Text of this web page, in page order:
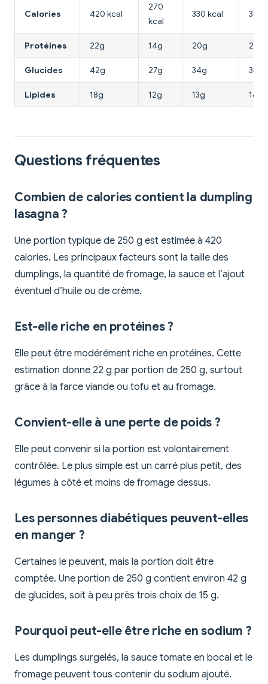
Calories 420 kcal
270
kcal
330 kcal 360
Protéines 22g 14g 20g 21g
Glucides 42g 27g 34g 35g
Lipides 18g 12g 13g 16g
Questions fréquentes
Combien de calories contient la dumpling
lasagna ?
Une portion typique de 250 g est estimée à 420
calories. Les principaux facteurs sont la taille des
dumplings, la quantité de fromage, la sauce et l’ajout
éventuel d’huile ou de crème.
Est-elle riche en protéines ?
Elle peut être modérément riche en protéines. Cette
estimation donne 22 g par portion de 250 g, surtout
grâce à la farce viande ou tofu et au fromage.
Convient-elle à une perte de poids ?
Elle peut convenir si la portion est volontairement
contrôlée. Le plus simple est un carré plus petit, des
légumes à côté et moins de fromage dessus.
Les personnes diabétiques peuvent-elles
en manger ?
Certaines le peuvent, mais la portion doit être
comptée. Une portion de 250 g contient environ 42 g
de glucides, soit à peu près trois choix de 15 g.
Pourquoi peut-elle être riche en sodium ?
Les dumplings surgelés, la sauce tomate en bocal et le
fromage peuvent tous contenir du sodium ajouté.